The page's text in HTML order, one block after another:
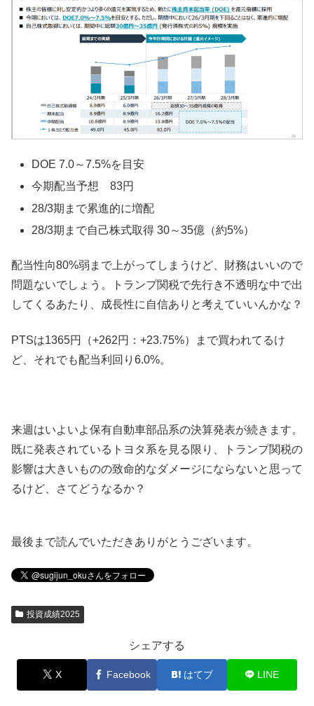
DOE 7.0～7.5%を目安
今期配当予想 83円
28/3期まで累進的に増配
28/3期まで自己株式取得 30～35億（約5%）
配当性向80%弱まで上がってしまうけど、財務はいいので
問題ないでしょう。トランプ関税で先行き不透明な中で出
してくるあたり、成長性に自信ありと考えていいんかな？
PTSは1365円（+262円：+23.75%）まで買われてるけ
ど、それでも配当利回り6.0%。
来週はいよいよ保有自動車部品系の決算発表が続きます。
既に発表されているトヨタ系を見る限り、トランプ関税の
影響は大きいものの致命的なダメージにならないと思って
るけど、さてどうなるか？
最後まで読んでいただきありがとうございます。
投資成績2025
シェアする
X Facebook はてブ LINE